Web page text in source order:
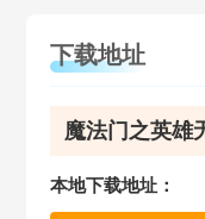
下载地址
魔法门之英雄
本地下载地址：